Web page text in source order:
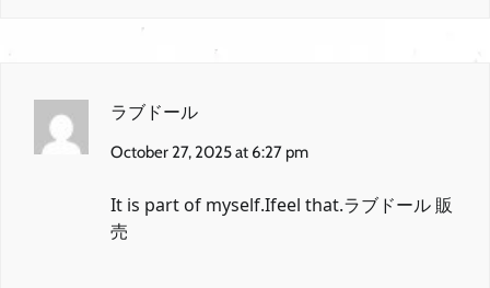
ラブドール
October 27, 2025 at 6:27 pm
It is part of myself.Ifeel that.ラブドール 販
売